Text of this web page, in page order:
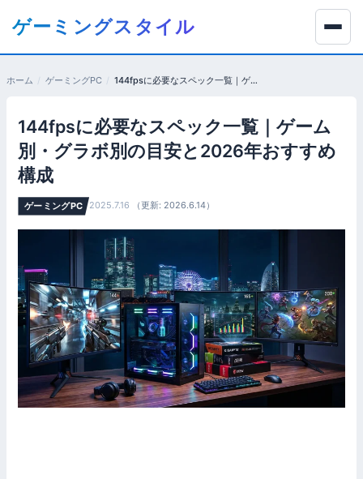
ツ
ゲーミングスタイル
ホーム ゲーミングPC 144fpsに必要なスペック一覧｜ゲーム別・グラボ別の目安と2026年おすすめ構成
144fpsに必要なスペック一覧｜ゲーム
別・グラボ別の目安と2026年おすすめ
構成
ゲーミングPC 2025.7.16 （更新: 2026.6.14）